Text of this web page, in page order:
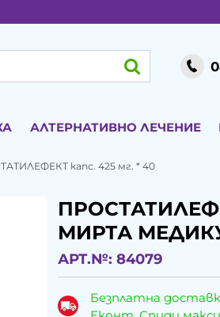
АЛТЕРНАТИВНО ЛЕЧЕНИЕ
капс. 425 мг. * 40
МИРТА
АРТ.№: 84079
Безплатна